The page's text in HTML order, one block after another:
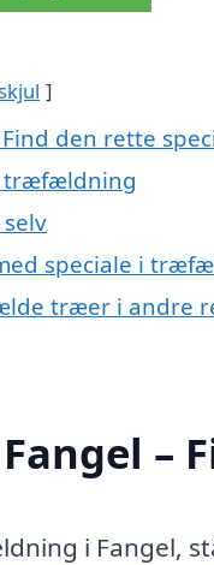
den rette
træfældning
speciale i
træer i andre
–
i Fangel,